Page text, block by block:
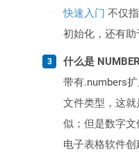
快速入门 不仅
初始化，还有助
什么是
带有.numbers
文件类型，这
似；但是数字
电子表格软件